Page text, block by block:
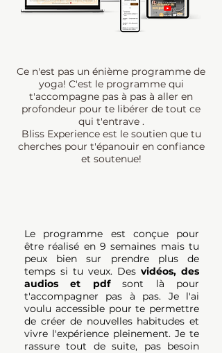
Ce n'est pas un énième programme de
yoga! C'est le programme qui
t'accompagne pas à pas à aller en
profondeur pour te libérer de tout ce
qui t'entrave .
Bliss Experience est le soutien que tu
cherches pour t'épanouir en confiance
et soutenue!
Le programme est conçue pour
être réalisé en 9 semaines mais tu
peux bien sur prendre plus de
temps si tu veux. Des vidéos, des
audios et pdfsont là pour
t'accompagner pas à pas. Je l'ai
voulu accessible pour te permettre
de créer de nouvelles habitudes et
vivre l'expérience pleinement. Je te
rassure tout de suite, pas besoin